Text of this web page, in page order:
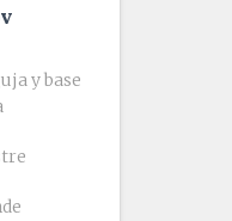
y base